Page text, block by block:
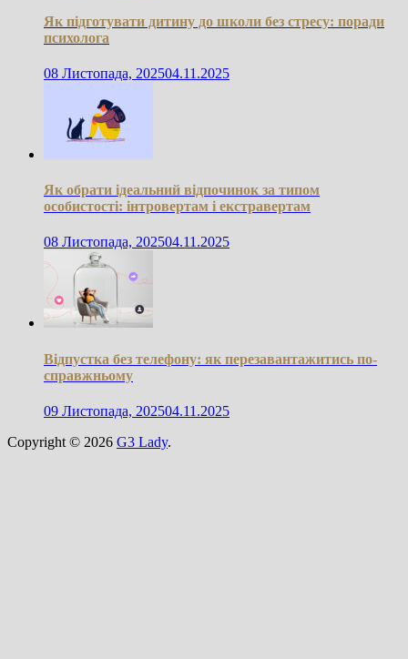
Як підготувати дитину до школи без стресу: поради
психолога
08 Листопада, 202504.11.2025
Як обрати ідеальний відпочинок за типом
особистості: інтровертам і екстравертам
08 Листопада, 202504.11.2025
Відпустка без телефону: як перезавантажитись по-
справжньому
09 Листопада, 202504.11.2025
Copyright © 2026 G3 Lady.